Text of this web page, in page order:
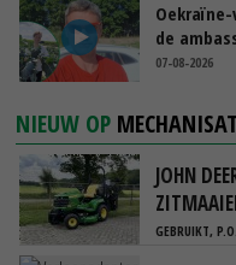
de
07-08-2026
NIEUW OP
JOHN
GEBRUIKT,